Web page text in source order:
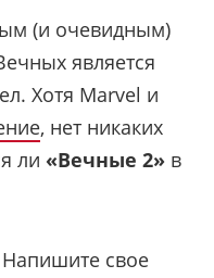
(и очевидным)
является
Хотя Marvel и
, нет никаких
ли «Вечные 2» в
Напишите свое